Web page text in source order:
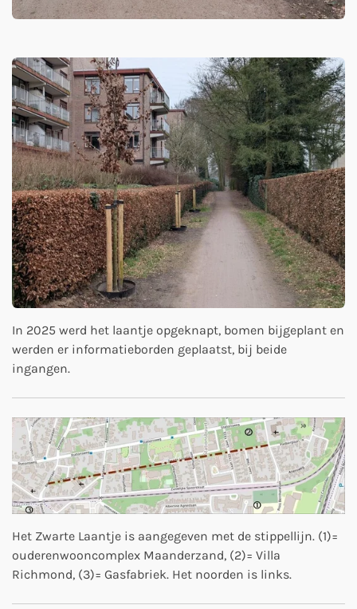
In 2025 werd het laantje opgeknapt, bomen bijgeplant en
werden er informatieborden geplaatst, bij beide
ingangen.
Het Zwarte Laantje is aangegeven met de stippellijn. (1)=
ouderenwooncomplex Maanderzand, (2)= Villa
Richmond, (3)= Gasfabriek. Het noorden is links.